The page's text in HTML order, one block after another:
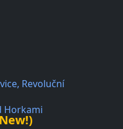
Revoluční
Horkami